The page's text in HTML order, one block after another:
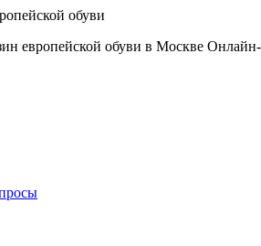
обуви
европейской обуви в Москве Онлайн-